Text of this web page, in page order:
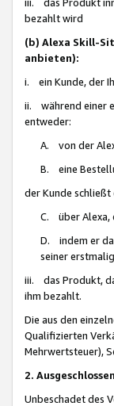
bezahlt wird
(b) Alexa Skill-
anbieten):
i. ein Kunde, der
ii. während einer
entweder:
A. von der
B. eine
der Kunde
C. über Alexa,
D. indem er
seiner
iii. das Produkt,
ihm bezahlt.
Die aus den
Qualifizierten
Mehrwertsteuer),
2.
Unbeschadet des